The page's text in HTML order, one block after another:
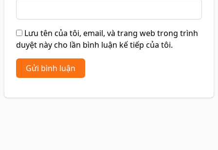
Lưu tên của tôi, email, và trang web trong trình
duyệt này cho lần bình luận kế tiếp của tôi.